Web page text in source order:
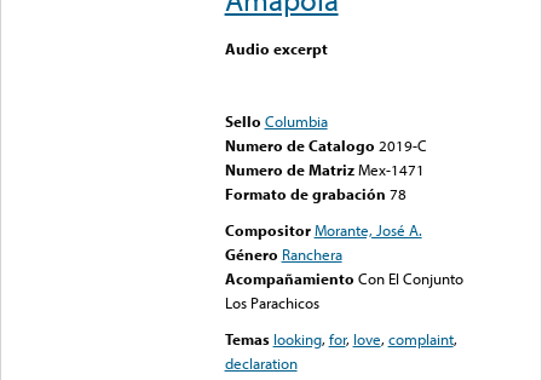
Audio excerpt
Sello Columbia
Numero de Catalogo 2019-C
Numero de Matriz Mex-1471
Formato de grabación 78
Compositor Morante, José A.
Género Ranchera
Acompañamiento Con El Conjunto
Los Parachicos
Temas looking,for, love,complaint,
declaration